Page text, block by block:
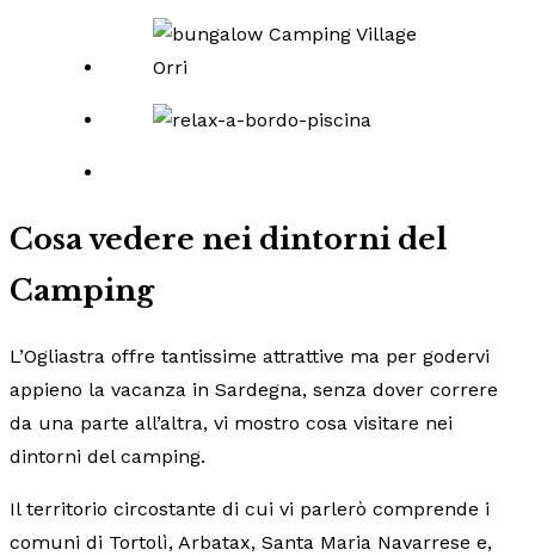
Cosa vedere nei dintorni del
Camping
L’Ogliastra offre tantissime attrattive ma per godervi
appieno la vacanza in Sardegna, senza dover correre
da una parte all’altra, vi mostro cosa visitare nei
dintorni del camping.
Il territorio circostante di cui vi parlerò comprende i
comuni di Tortolì, Arbatax, Santa Maria Navarrese e,